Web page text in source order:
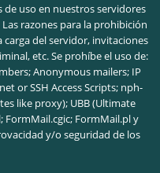
uso en nuestros servidores
razones para la prohibición
del servidor, invitaciones
etc.Se prohíbe el uso de:
Anonymous mailers; IP
or SSH Access Scripts; nph-
like proxy); UBB (Ultimate
FormMail.cgic; FormMail.pl y
y/o seguridad de los